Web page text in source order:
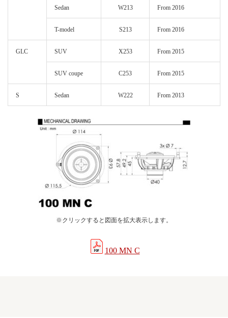
Sedan W213 From 2016
T-model S213 From 2016
GLC SUV X253 From 2015
SUV coupe C253 From 2015
S Sedan W222 From 2013
※クリックすると図面を拡大表示します。
100 MN C